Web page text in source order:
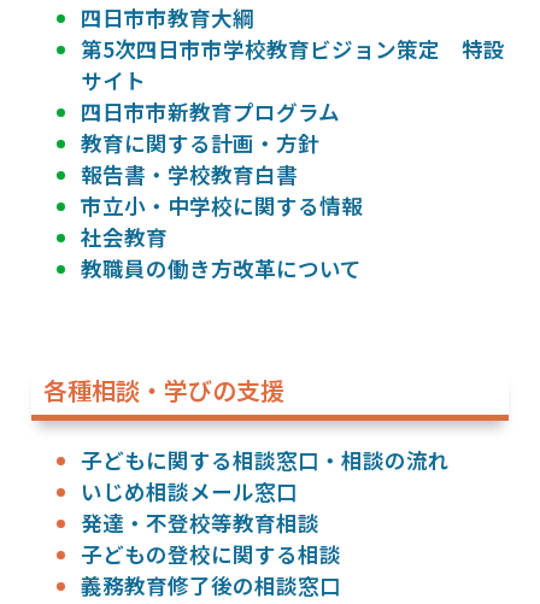
四日市市教育大綱
第5次四日市市学校教育ビジョン策定 特設
サイト
四日市市新教育プログラム
教育に関する計画・方針
報告書・学校教育白書
市立小・中学校に関する情報
社会教育
教職員の働き方改革について
各種相談・学びの支援
子どもに関する相談窓口・相談の流れ
いじめ相談メール窓口
発達・不登校等教育相談
子どもの登校に関する相談
義務教育修了後の相談窓口